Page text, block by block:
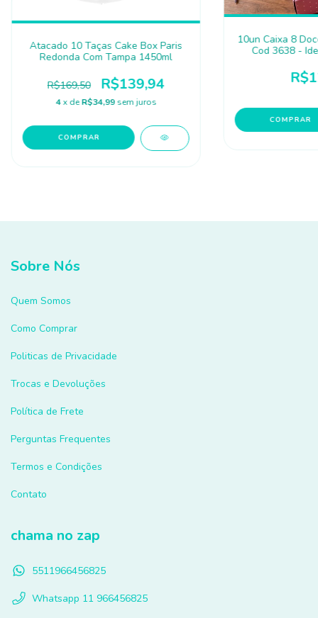
Atacado 10 Taças Cake Box Paris
Redonda Com Tampa 1450ml
R$169,50 R$139,94
4x deR$34,99 sem juros
10un Caixa 8
Cod 3638 -
Sobre Nós
Quem Somos
Como Comprar
Politicas de Privacidade
Trocas e Devoluções
Política de Frete
Perguntas Frequentes
Termos e Condições
Contato
chama no zap
5511966456825
Whatsapp 11 966456825